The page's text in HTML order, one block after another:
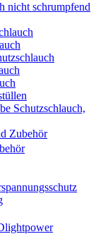
nicht schrumpfend
Schutzschlauch,
Zubehör